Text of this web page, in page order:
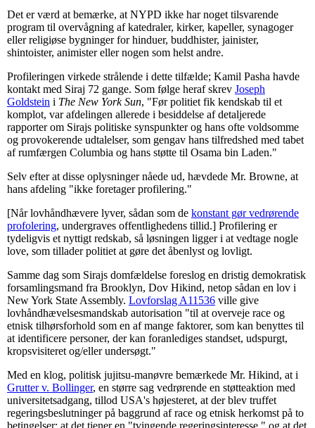
Det er værd at bemærke, at NYPD ikke har noget tilsvarende
program til overvågning af katedraler, kirker, kapeller, synagoger
eller religiøse bygninger for hinduer, buddhister, jainister,
shintoister, animister eller nogen som helst andre.
Profileringen virkede strålende i dette tilfælde; Kamil Pasha havde
kontakt med Siraj 72 gange. Som følge heraf skrev Joseph
Goldstein i The New York Sun, "Før politiet fik kendskab til et
komplot, var afdelingen allerede i besiddelse af detaljerede
rapporter om Sirajs politiske synspunkter og hans ofte voldsomme
og provokerende udtalelser, som gengav hans tilfredshed med tabet
af rumfærgen Columbia og hans støtte til Osama bin Laden."
Selv efter at disse oplysninger nåede ud, hævdede Mr. Browne, at
hans afdeling "ikke foretager profilering."
[Når lovhåndhævere lyver, sådan som de konstant gør vedrørende
profolering, undergraves offentlighedens tillid.] Profilering er
tydeligvis et nyttigt redskab, så løsningen ligger i at vedtage nogle
love, som tillader politiet at gøre det åbenlyst og lovligt.
Samme dag som Sirajs domfældelse foreslog en dristig demokratisk
forsamlingsmand fra Brooklyn, Dov Hikind, netop sådan en lov i
New York State Assembly. Lovforslag A11536 ville give
lovhåndhævelsesmandskab autorisation "til at overveje race og
etnisk tilhørsforhold som en af mange faktorer, som kan benyttes til
at identificere personer, der kan foranlediges standset, udspurgt,
kropsvisiteret og/eller undersøgt."
Med en klog, politisk jujitsu-manøvre bemærkede Mr. Hikind, at i
Grutter v. Bollinger, en større sag vedrørende en støtteaktion med
universitetsadgang, tillod USA's højesteret, at der blev truffet
regeringsbeslutninger på baggrund af race og etnisk herkomst på to
betingelser: at det tjener en "tvingende regeringsinteresse," og at det